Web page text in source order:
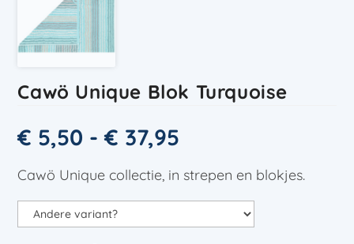
Cawö Unique Blok Turquoise
€ 5,50 - € 37,95
Cawö Unique collectie, in strepen en blokjes.